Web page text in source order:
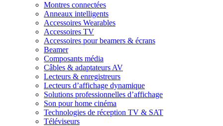
Montres connectées
Anneaux intelligents
Accessoires Wearables
Accessoires TV
Accessoires pour beamers & écrans
Beamer
Composants média
Câbles & adaptateurs AV
Lecteurs & enregistreurs
Lecteurs d’affichage dynamique
Solutions professionnelles d’affichage
Son pour home cinéma
Technologies de réception TV & SAT
Téléviseurs